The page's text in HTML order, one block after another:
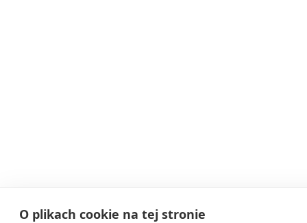
O plikach cookie na tej stronie